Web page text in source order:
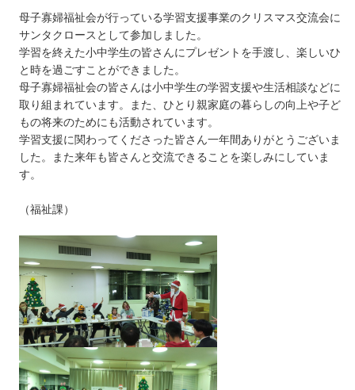
母子寡婦福祉会が行っている学習支援事業のクリスマス交流会に
サンタクロースとして参加しました。
学習を終えた小中学生の皆さんにプレゼントを手渡し、楽しいひ
と時を過ごすことができました。
母子寡婦福祉会の皆さんは小中学生の学習支援や生活相談などに
取り組まれています。また、ひとり親家庭の暮らしの向上や子ど
もの将来のためにも活動されています。
学習支援に関わってくださった皆さん一年間ありがとうございま
した。また来年も皆さんと交流できることを楽しみにしていま
す。
（福祉課）